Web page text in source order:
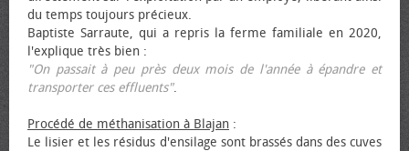
du temps toujours précieux.
Baptiste Sarraute, qui a repris la ferme familiale en 2020,
l'explique très bien :
"On passait à peu près deux mois de l'année à épandre et
transporter ces effluents".
Procédé de méthanisation à Blajan :
Le lisier et les résidus d'ensilage sont brassés dans des cuves